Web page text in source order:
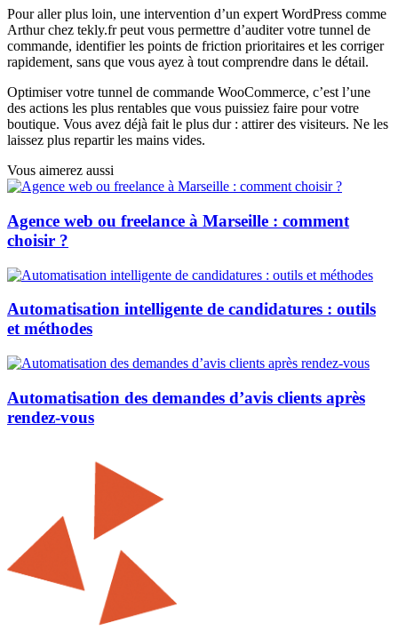
Pour aller plus loin, une intervention d’un expert WordPress comme
Arthur chez tekly.fr peut vous permettre d’auditer votre tunnel de
commande, identifier les points de friction prioritaires et les corriger
rapidement, sans que vous ayez à tout comprendre dans le détail.
Optimiser votre tunnel de commande WooCommerce, c’est l’une
des actions les plus rentables que vous puissiez faire pour votre
boutique. Vous avez déjà fait le plus dur : attirer des visiteurs. Ne les
laissez plus repartir les mains vides.
Vous aimerez aussi
Agence web ou freelance à Marseille : comment
choisir ?
Automatisation intelligente de candidatures : outils
et méthodes
Automatisation des demandes d’avis clients après
rendez-vous